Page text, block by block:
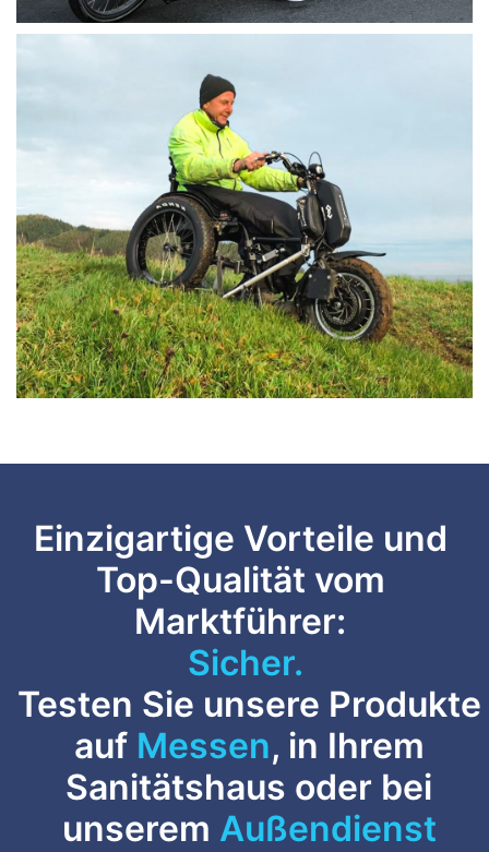
Einzigartige Vorteile und
Top-Qualität vom
Marktführer:
Sicher.
Testen Sie unsere Produkte
auf Messen, in Ihrem
Sanitätshaus oder bei
unserem Außendienst